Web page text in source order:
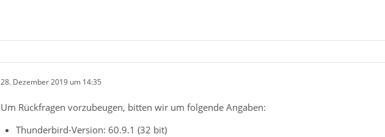
28. Dezember 2019 um 14:35
Um Rückfragen vorzubeugen, bitten wir um folgende Angaben:
Thunderbird-Version: 60.9.1 (32 bit)